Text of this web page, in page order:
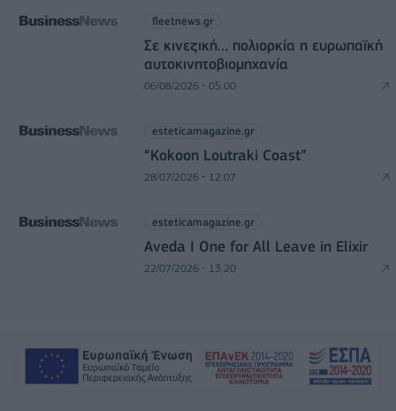
fleetnews.gr
Σε κινεζική… πολιορκία η ευρωπαϊκή
αυτοκινητοβιομηχανία
06/08/2026 - 05:00
esteticamagazine.gr
“Kokoon Loutraki Coast”
28/07/2026 - 12:07
esteticamagazine.gr
Aveda I One for All Leave in Elixir
22/07/2026 - 13:20